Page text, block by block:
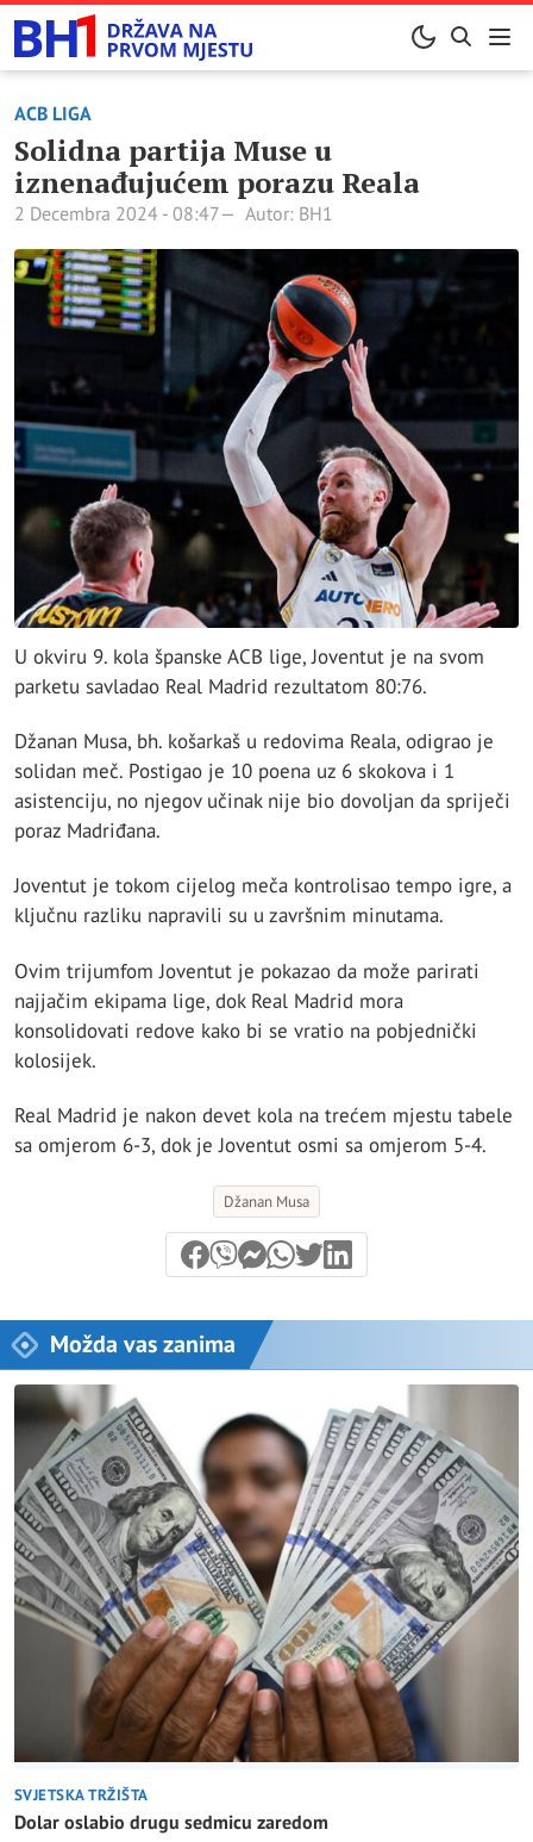
ACB LIGA
Solidna partija Muse u
iznenađujućem porazu Reala
2 Decembra 2024 - 08:47 Autor: BH1
U okviru 9. kola španske ACB lige, Joventut je na svom
parketu savladao Real Madrid rezultatom 80:76.
Džanan Musa, bh. košarkaš u redovima Reala, odigrao je
solidan meč. Postigao je 10 poena uz 6 skokova i 1
asistenciju, no njegov učinak nije bio dovoljan da spriječi
poraz Madriđana.
Joventut je tokom cijelog meča kontrolisao tempo igre, a
ključnu razliku napravili su u završnim minutama.
Ovim trijumfom Joventut je pokazao da može parirati
najjačim ekipama lige, dok Real Madrid mora
konsolidovati redove kako bi se vratio na pobjednički
kolosijek.
Real Madrid je nakon devet kola na trećem mjestu tabele
sa omjerom 6-3, dok je Joventut osmi sa omjerom 5-4.
Džanan Musa
Možda vas zanima
SVJETSKA TRŽIŠTA
Dolar oslabio drugu sedmicu zaredom